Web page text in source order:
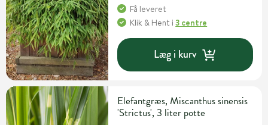
Få leveret
Klik & Hent i3 centre
Læg i kurv
Elefantgræs, Miscanthus sinensis
'Strictus', 3 liter potte